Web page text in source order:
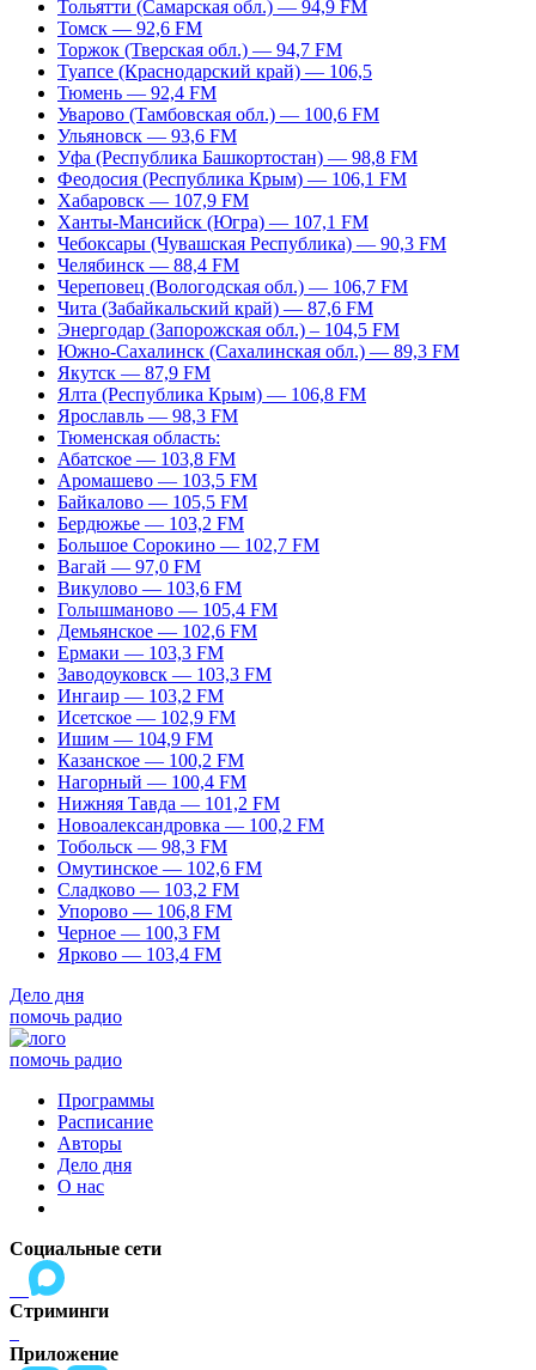
Тольятти (Самарская обл.) — 94,9 FM
Томск — 92,6 FM
Торжок (Тверская обл.) — 94,7 FM
Туапсе (Краснодарский край) — 106,5
Тюмень — 92,4 FM
Уварово (Тамбовская обл.) — 100,6 FM
Ульяновск — 93,6 FM
Уфа (Республика Башкортостан) — 98,8 FM
Феодосия (Республика Крым) — 106,1 FM
Хабаровск — 107,9 FM
Ханты-Мансийск (Югра) — 107,1 FM
Чебоксары (Чувашская Республика) — 90,3 FM
Челябинск — 88,4 FM
Череповец (Вологодская обл.) — 106,7 FM
Чита (Забайкальский край) — 87,6 FM
Энергодар (Запорожская обл.) – 104,5 FM
Южно-Сахалинск (Сахалинская обл.) — 89,3 FM
Якутск — 87,9 FM
Ялта (Республика Крым) — 106,8 FM
Ярославль — 98,3 FM
Тюменская область:
Абатское — 103,8 FM
Аромашево — 103,5 FM
Байкалово — 105,5 FM
Бердюжье — 103,2 FM
Большое Сорокино — 102,7 FM
Вагай — 97,0 FM
Викулово — 103,6 FM
Голышманово — 105,4 FM
Демьянское — 102,6 FM
Ермаки — 103,3 FM
Заводоуковск — 103,3 FM
Ингаир — 103,2 FM
Исетское — 102,9 FM
Ишим — 104,9 FM
Казанское — 100,2 FM
Нагорный — 100,4 FM
Нижняя Тавда — 101,2 FM
Новоалександровка — 100,2 FM
Тобольск — 98,3 FM
Омутинское — 102,6 FM
Сладково — 103,2 FM
Упорово — 106,8 FM
Черное — 100,3 FM
Ярково — 103,4 FM
Дело дня
помочь радио
помочь радио
Программы
Расписание
Авторы
Дело дня
О нас
Социальные сети
Стриминги
Приложение